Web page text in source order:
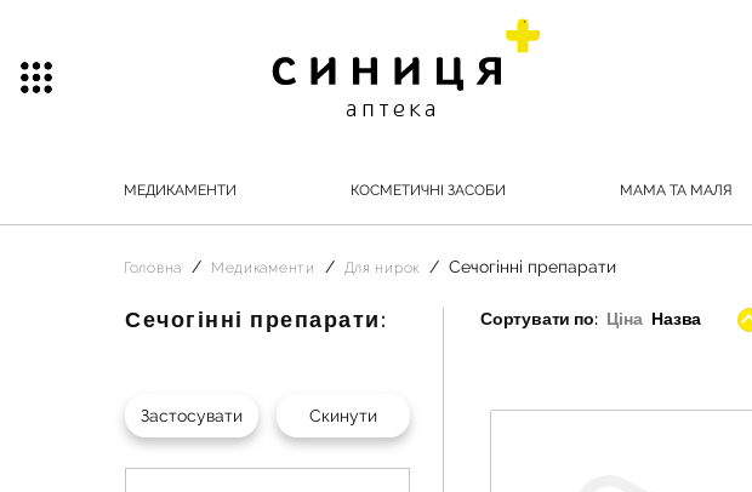
МЕДИКАМЕНТИ КОСМЕТИЧНІ ЗАСОБИ МАМА ТА МАЛЯ
Головна Медикаменти Для нирок Сечогінні препарати
Сечогінні препарати: Сортувати по: Ціна Назва